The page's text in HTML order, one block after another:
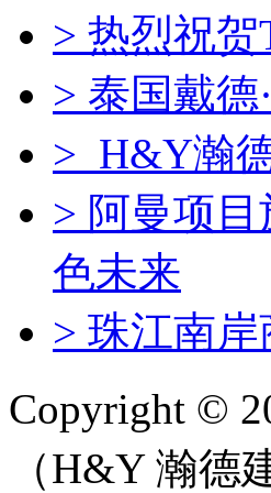
> 热烈祝
> 泰国戴
> H&Y瀚
> 阿曼项
色未来
> 珠江南
Copyright ©
（H&Y 瀚